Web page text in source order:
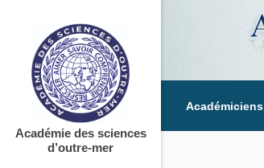
Académiciens
Académie des sciences
d’outre-mer